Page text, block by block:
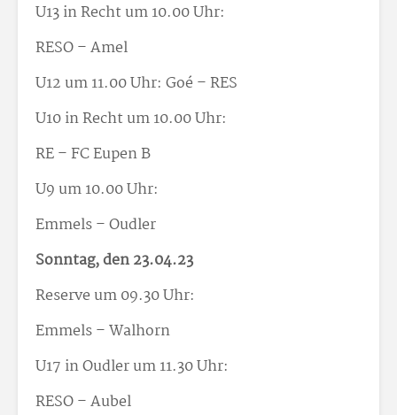
U13 in Recht um 10.00 Uhr:
RESO – Amel
U12 um 11.00 Uhr: Goé – RES
U10 in Recht um 10.00 Uhr:
RE – FC Eupen B
U9 um 10.00 Uhr:
Emmels – Oudler
Sonntag, den 23.04.23
Reserve um 09.30 Uhr:
Emmels – Walhorn
U17 in Oudler um 11.30 Uhr:
RESO – Aubel